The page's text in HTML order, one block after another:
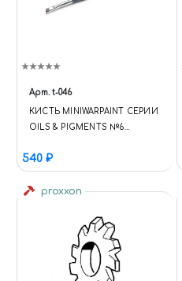
Арт. t-046
КИСТЬ MINIWARPAINT СЕРИИ
OILS & PIGMENTS №6
540 ₽
proxxon